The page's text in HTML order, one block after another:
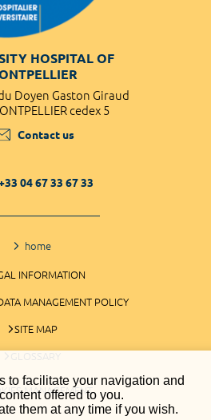
to facilitate your navigation and
offered to you.
them at any time if you wish.
HOSPITAL OF
Doyen Gaston Giraud
cedex 5
Contact us
04 67 33 67 33
home
INFORMATION
MANAGEMENT POLICY
SITE MAP
GLOSSARY
MANAGEMENT